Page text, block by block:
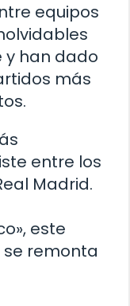
equipos
y han dado
más
entre los
Madrid.
este
remonta